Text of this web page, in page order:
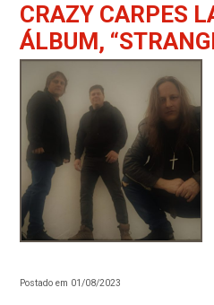
CRAZY CARPES
ÁLBUM,
Postado em 01/08/2023